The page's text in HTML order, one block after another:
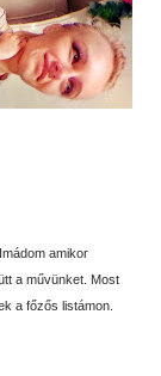
amikor
a művünket. Most
a főzős listámon.